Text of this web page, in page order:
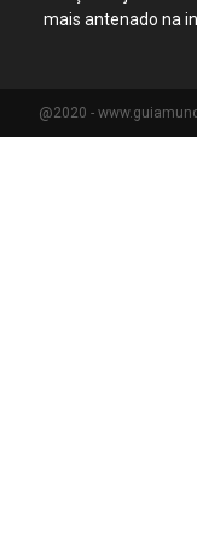
mais antenado na
@2020 -